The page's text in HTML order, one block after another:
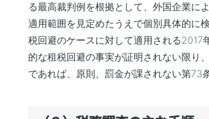
る最高裁判例を根拠として、外国企業に
適用範囲を見定めたうえで個別具体的に
税回避のケースに対して適用される2017
的な租税回避の事実が証明されない限り
であれば、原則、罰金が課されない第73